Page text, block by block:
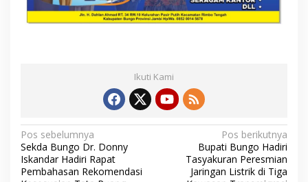
Ikuti Kami
N
a
v
Pos sebelumnya
Sekda Bungo Dr. Donny
Iskandar Hadiri Rapat
Pembahasan Rekomendasi
Pos berikutnya
Bupati Bungo Hadiri
Tasyakuran Peresmian
Jaringan Listrik di Tiga